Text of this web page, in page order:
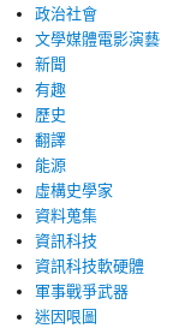
政治社會
文學媒體電影演藝
新聞
有趣
歷史
翻譯
能源
虛構史學家
資料蒐集
資訊科技
資訊科技軟硬體
軍事戰爭武器
迷因哏圖